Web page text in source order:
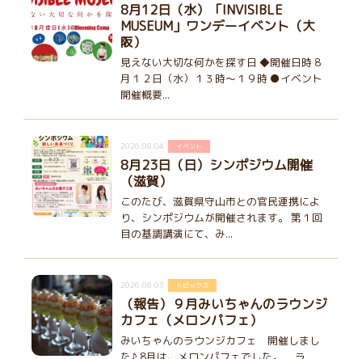
8月12日（水）「INVISIBLE
MUSEUM」ワンデーイベント（大
阪）
見えない大切な何かを探す日 ◆開催日時 8
月１２日（水）１３時～１９時 ●イベント
開催概要...
2026.08.04 イベント
8月23日（日）シンポジウム開催
（滋賀）
このたび、滋賀県守山市との官民連携によ
り、シンポジウムが開催されます。 第１回
目の基調講演にて、み...
2026.08.03 トピックス
（報告）９月みいちゃんのラウンジ
カフェ（メロンパフェ）
みいちゃんのラウンジカフェ 開催しまし